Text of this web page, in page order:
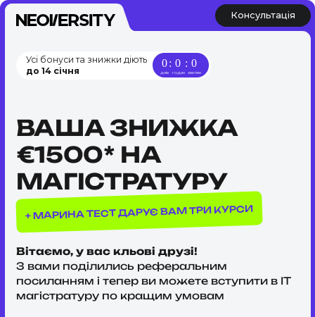
Консультація
Усі бонуси та знижки діють
до 14 січня
0
днів
: 0
годин
: 0
хвилин
ВАША ЗНИЖКА
€1500* НА
МАГІСТРАТУРУ
+МАРИНА ТЕСТДАРУЄ ВАМ ТРИ КУРСИ
Вітаємо, у вас кльові друзі!
З вами поділились реферальним
посиланням і тепер ви можете вступити в IT
магістратуру по кращим умовам